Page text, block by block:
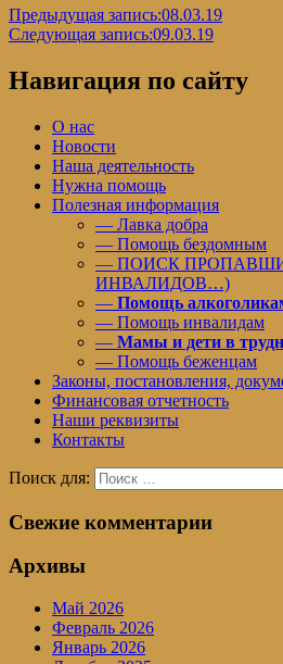
Предыдущая запись:08.03.19
Следующая запись:09.03.19
Навигация по сайту
О нас
Новости
Наша деятельность
Нужна помощь
Полезная информация
— Лавка добра
— Помощь бездомным
— ПОИСК
ИНВАЛИДОВ…)
— Помощь
— Помощь инвалидам
— Мамы и дети в
— Помощь беженцам
Законы, постановления,
Финансовая отчетность
Наши реквизиты
Контакты
Поиск для:
Свежие комментарии
Архивы
Май 2026
Февраль 2026
Январь 2026